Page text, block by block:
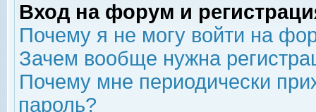
Вход на форум и
Почему я не могу войти на
Зачем вообще нужна
Почему мне периодически
пароль?